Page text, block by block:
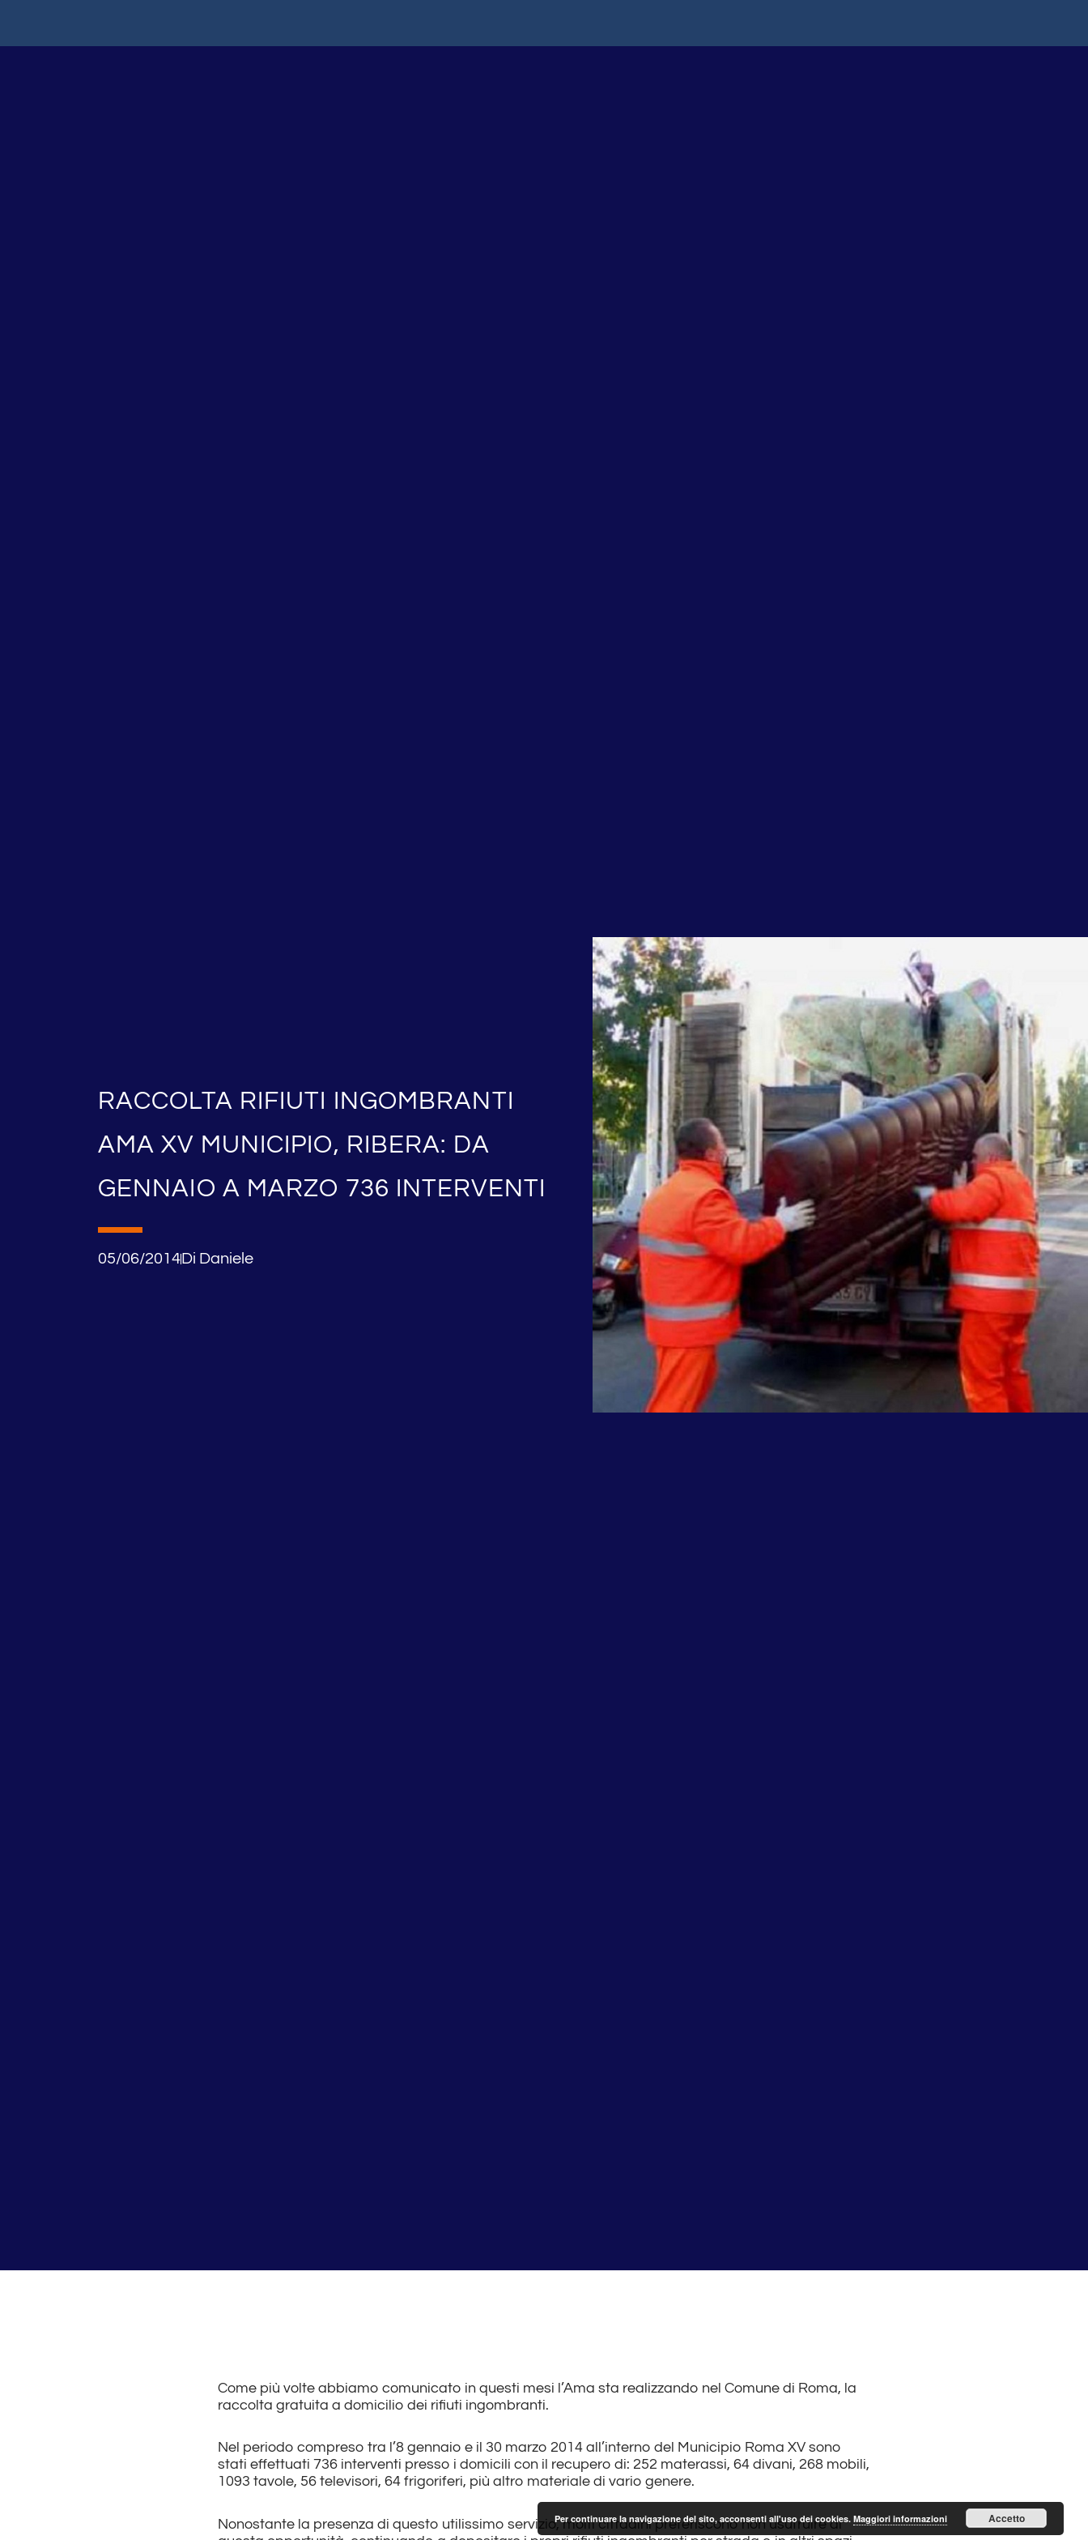
RACCOLTA RIFIUTI INGOMBRANTI
AMA XV MUNICIPIO, RIBERA: DA
GENNAIO A MARZO 736 INTERVENTI
05/06/2014Di Daniele
Come più volte abbiamo comunicato in questi mesi l’Ama sta realizzando nel Comune di Roma, la
raccolta gratuita a domicilio dei rifiuti ingombranti.
Nel periodo compreso tra l’8 gennaio e il 30 marzo 2014 all’interno del Municipio Roma XV sono
stati effettuati 736 interventi presso i domicili con il recupero di: 252 materassi, 64 divani, 268 mobili,
1093 tavole, 56 televisori, 64 frigoriferi, più altro materiale di vario genere.
Nonostante la presenza di questo utilissimo servizio, molti cittadini preferiscono non usufruire di
Per continuare la navigazione del sito, acconsenti all'uso dei cookies. Maggiori informazioni Accetto